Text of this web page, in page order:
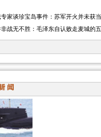
家谈珍宝岛事件：苏军开火并未获
战无不胜：毛泽东自认败走麦城的